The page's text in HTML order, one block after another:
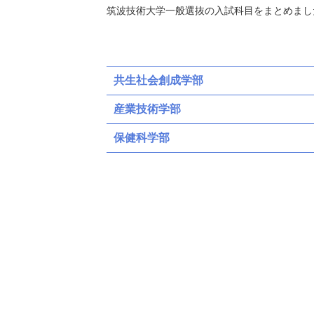
筑波技術大学一般選抜の入試科目をまとめまし
共生社会創成学部
産業技術学部
保健科学部